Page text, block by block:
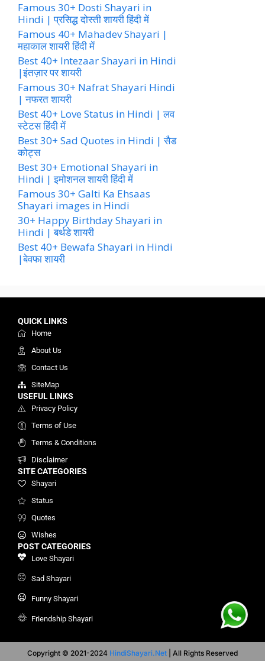
Famous 30+ Dosti Shayari in
Hindi | प्रसिद्ध दोस्ती शायरी हिंदी में
Famous 40+ Mahadev Shayari |
महाकाल शायरी हिंदी में
Best 40+ Intezaar Shayari in Hindi
|इंतज़ार पर शायरी
Famous 30+ Nafrat Shayari Hindi
| नफरत शायरी
Best 40+ Love Status in Hindi | लव
स्टेटस हिंदी में
Best 30+ Sad Quotes in Hindi | सैड
कोट्स
Best 30+ Emotional Shayari in
Hindi | इमोशनल शायरी हिंदी में
Famous 30+ Galti Ka Ehsaas
Shayari images in Hindi
30+ Happy Birthday Shayari in
Hindi | बर्थडे शायरी
Best 40+ Bewafa Shayari in Hindi
|बेवफा शायरी
QUICK LINKS
Home
About Us
Contact Us
SiteMap
USEFUL LINKS
Privacy Policy
Terms of Use
Terms & Conditions
Disclaimer
SITE CATEGORIES
Shayari
Status
Quotes
Wishes
POST CATEGORIES
Love Shayari
Sad Shayari
Funny Shayari
Friendship Shayari
Copyright © 2021-2024 HindiShayari.Net | All Rights Reserved